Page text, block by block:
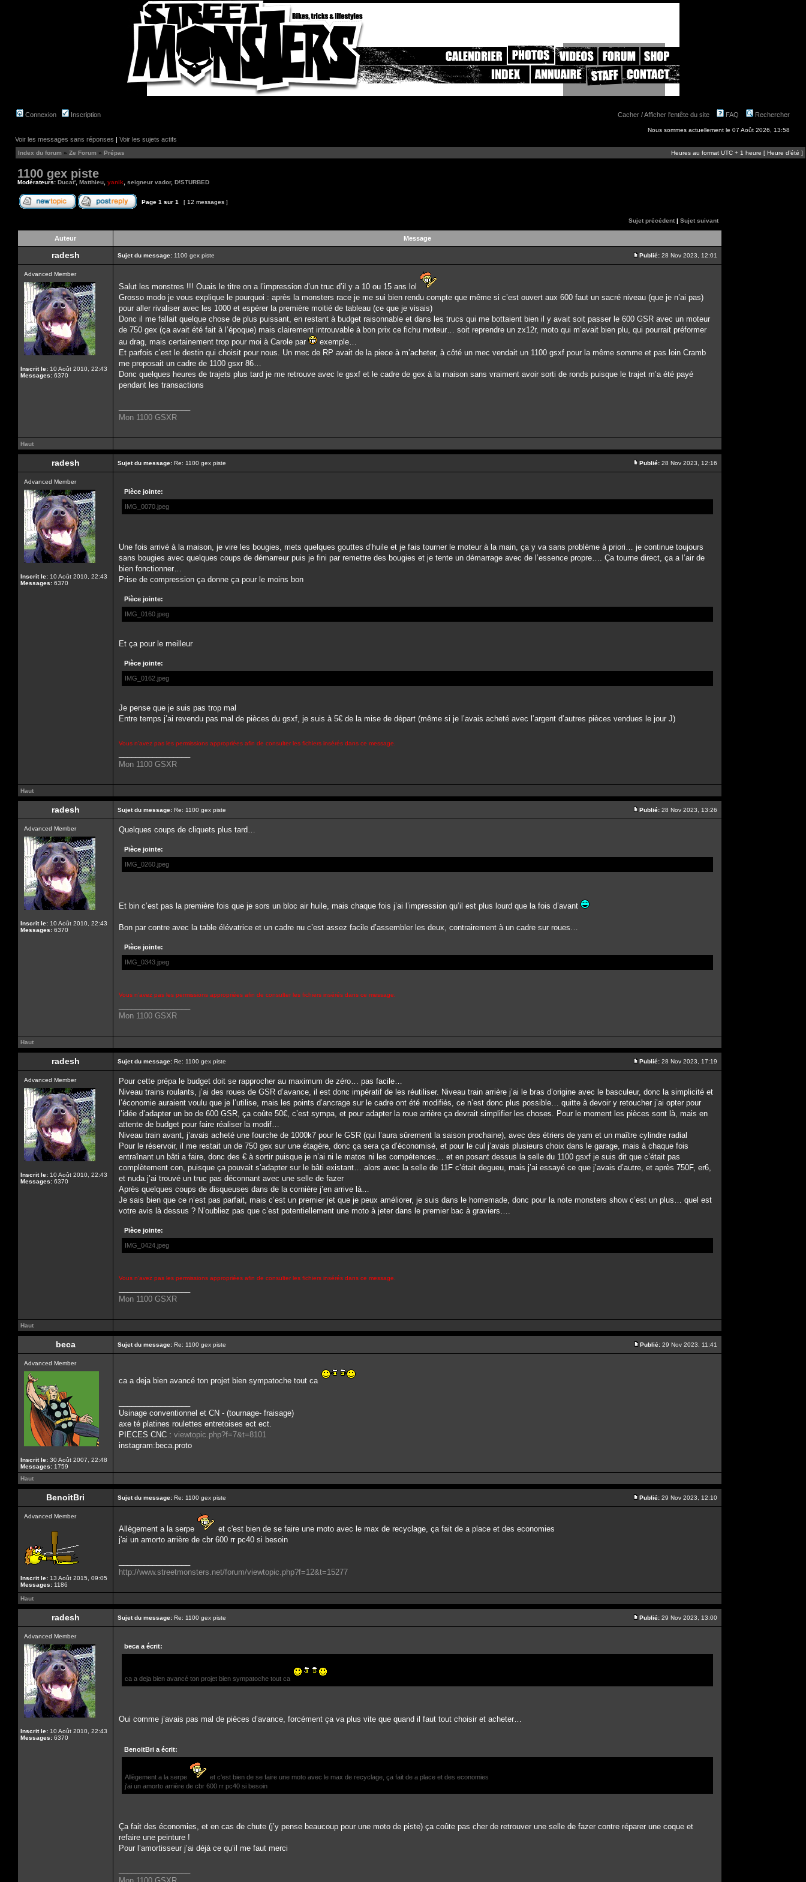
Connexion Inscription Cacher / Afficher l'entête du site FAQ Rechercher
Nous sommes actuellement le 07 Août 2026, 13:58
Voir les messages sans réponses | Voir les sujets actifs
Index du forum » Ze Forum » Prépas Heures au format UTC + 1 heure [ Heure d’été ]
1100 gex piste
Modérateurs: Ducat' Matthieu yanik seigneur vador, D!STURBED
Page 1 sur 1 [ 12 messages ]
Sujet précédent | Sujet suivant
Auteur Message
radesh Sujet du message: 1100 gex piste Publié: 28 Nov 2023, 12:01
Advanced Member
Inscrit le: 10 Août 2010, 22:43
Messages: 6370
Salut les monstres !!! Ouais le titre on a l’impression d’un truc d’il y a 10 ou 15 ans lol
Grosso modo je vous explique le pourquoi : après la monsters race je me sui bien rendu compte que même si c’est ouvert aux 600 faut un sacré niveau (que je n’ai pas)
pour aller rivaliser avec les 1000 et espérer la première moitié de tableau (ce que je visais)
Donc il me fallait quelque chose de plus puissant, en restant à budget raisonnable et dans les trucs qui me bottaient bien il y avait soit passer le 600 GSR avec un moteur
de 750 gex (ça avait été fait à l’époque) mais clairement introuvable à bon prix ce fichu moteur… soit reprendre un zx12r, moto qui m’avait bien plu, qui pourrait préformer
au drag, mais certainement trop pour moi à Carole par
exemple…
Et parfois c’est le destin qui choisit pour nous. Un mec de RP avait de la piece à m’acheter, à côté un mec vendait un 1100 gsxf pour la même somme et pas loin Cramb
me proposait un cadre de 1100 gsxr 86…
Donc quelques heures de trajets plus tard je me retrouve avec le gsxf et le cadre de gex à la maison sans vraiment avoir sorti de ronds puisque le trajet m’a été payé
pendant les transactions
Mon 1100 GSXR
Haut
radesh Sujet du message: Re: 1100 gex piste Publié: 28 Nov 2023, 12:16
Advanced Member
Inscrit le: 10 Août 2010, 22:43
Messages: 6370
Pièce jointe:
IMG_0070.jpeg
Une fois arrivé à la maison, je vire les bougies, mets quelques gouttes d’huile et je fais tourner le moteur à la main, ça y va sans problème à priori… je continue toujours
sans bougies avec quelques coups de démarreur puis je fini par remettre des bougies et je tente un démarrage avec de l’essence propre…. Ça tourne direct, ça a l’air de
bien fonctionner…
Prise de compression ça donne ça pour le moins bon
Pièce jointe:
IMG_0160.jpeg
Et ça pour le meilleur
Pièce jointe:
IMG_0162.jpeg
Je pense que je suis pas trop mal
Entre temps j’ai revendu pas mal de pièces du gsxf, je suis à 5€ de la mise de départ (même si je l’avais acheté avec l’argent d’autres pièces vendues le jour J)
Vous n’avez pas les permissions appropriées afin de consulter les fichiers insérés dans ce message.
Mon 1100 GSXR
Haut
radesh Sujet du message: Re: 1100 gex piste Publié: 28 Nov 2023, 13:26
Advanced Member
Inscrit le: 10 Août 2010, 22:43
Messages: 6370
Quelques coups de cliquets plus tard…
Pièce jointe:
IMG_0260.jpeg
Et bin c’est pas la première fois que je sors un bloc air huile, mais chaque fois j’ai l’impression qu’il est plus lourd que la fois d’avant
Bon par contre avec la table élévatrice et un cadre nu c’est assez facile d’assembler les deux, contrairement à un cadre sur roues…
Pièce jointe:
IMG_0343.jpeg
Vous n’avez pas les permissions appropriées afin de consulter les fichiers insérés dans ce message.
Mon 1100 GSXR
Haut
radesh Sujet du message: Re: 1100 gex piste Publié: 28 Nov 2023, 17:19
Advanced Member
Inscrit le: 10 Août 2010, 22:43
Messages: 6370
Pour cette prépa le budget doit se rapprocher au maximum de zéro… pas facile…
Niveau trains roulants, j’ai des roues de GSR d’avance, il est donc impératif de les réutiliser. Niveau train arrière j’ai le bras d’origine avec le basculeur, donc la simplicité et
l’économie auraient voulu que je l’utilise, mais les points d’ancrage sur le cadre ont été modifiés, ce n’est donc plus possible… quitte à devoir y retoucher j’ai opter pour
l’idée d’adapter un bo de 600 GSR, ça coûte 50€, c’est sympa, et pour adapter la roue arrière ça devrait simplifier les choses. Pour le moment les pièces sont là, mais en
attente de budget pour faire réaliser la modif…
Niveau train avant, j’avais acheté une fourche de 1000k7 pour le GSR (qui l’aura sûrement la saison prochaine), avec des étriers de yam et un maître cylindre radial
Pour le réservoir, il me restait un de 750 gex sur une étagère, donc ça sera ça d’économisé, et pour le cul j’avais plusieurs choix dans le garage, mais à chaque fois
entraînant un bâti a faire, donc des € à sortir puisque je n’ai ni le matos ni les compétences… et en posant dessus la selle du 1100 gsxf je suis dit que c’était pas
complètement con, puisque ça pouvait s’adapter sur le bâti existant… alors avec la selle de 11F c’était degueu, mais j’ai essayé ce que j’avais d’autre, et après 750F, er6,
et nuda j’ai trouvé un truc pas déconnant avec une selle de fazer
Après quelques coups de disqueuses dans de la cornière j’en arrive là…
Je sais bien que ce n’est pas parfait, mais c’est un premier jet que je peux améliorer, je suis dans le homemade, donc pour la note monsters show c’est un plus… quel est
votre avis là dessus ? N’oubliez pas que c’est potentiellement une moto à jeter dans le premier bac à graviers….
Pièce jointe:
IMG_0424.jpeg
Vous n’avez pas les permissions appropriées afin de consulter les fichiers insérés dans ce message.
Mon 1100 GSXR
Haut
beca Sujet du message: Re: 1100 gex piste Publié: 29 Nov 2023, 11:41
Advanced Member
Inscrit le: 30 Août 2007, 22:48
Messages: 1759
ca a deja bien avancé ton projet bien sympatoche tout ca
Usinage conventionnel et CN - (tournage- fraisage)
axe té platines roulettes entretoises ect ect.
PIECES CNC : viewtopic.php?f=7&t=8101
instagram:beca.proto
Haut
BenoitBri Sujet du message: Re: 1100 gex piste Publié: 29 Nov 2023, 12:10
Advanced Member
Inscrit le: 13 Août 2015, 09:05
Messages: 1186
Allègement a la serpe
et c'est bien de se faire une moto avec le max de recyclage, ça fait de a place et des economies
j'ai un amorto arrière de cbr 600 rr pc40 si besoin
http://www.streetmonsters.net/forum/viewtopic.php?f=12&t=15277
Haut
radesh Sujet du message: Re: 1100 gex piste Publié: 29 Nov 2023, 13:00
Advanced Member
Inscrit le: 10 Août 2010, 22:43
Messages: 6370
beca a écrit:
ca a deja bien avancé ton projet bien sympatoche tout ca
Oui comme j’avais pas mal de pièces d’avance, forcément ça va plus vite que quand il faut tout choisir et acheter…
BenoitBri a écrit:
Allègement a la serpe
et c'est bien de se faire une moto avec le max de recyclage, ça fait de a place et des economies
j'ai un amorto arrière de cbr 600 rr pc40 si besoin
Ça fait des économies, et en cas de chute (j’y pense beaucoup pour une moto de piste) ça coûte pas cher de retrouver une selle de fazer contre réparer une coque et
refaire une peinture !
Pour l’amortisseur j’ai déjà ce qu’il me faut merci